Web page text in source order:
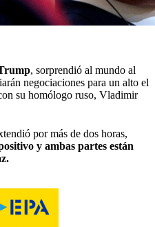
, sorprendió al mundo al
negociaciones para un alto el
su homólogo ruso, Vladimir
por más de dos horas,
y ambas partes están